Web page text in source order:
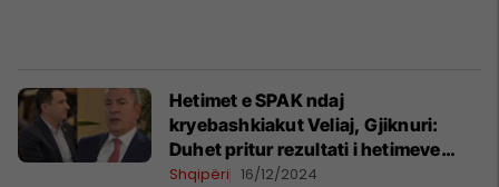
Hetimet e SPAK ndaj
kryebashkiakut Veliaj, Gjiknuri:
Duhet pritur rezultati i hetimeve
para se të themi se e pret burgu
Shqipëri 16/12/2024